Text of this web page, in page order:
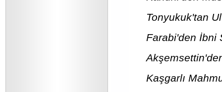
Tonyukuk'tan
Farabi'den İbni
Kaşgarlı